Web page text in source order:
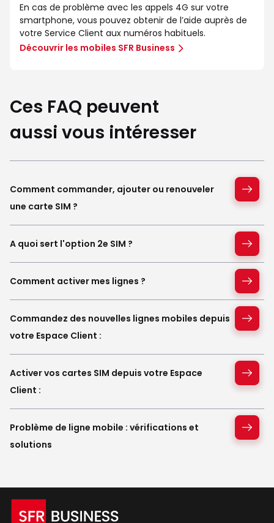
En cas de problème avec les appels 4G sur votre
smartphone, vous pouvez obtenir de l’aide auprès de
votre Service Client aux numéros habituels.
Découvrir les mobiles SFR Business
Ces FAQ peuvent
aussi vous intéresser
Comment commander, ajouter ou renouveler
une carte SIM ?
A quoi sert l'option 2e SIM ?
Comment activer mes lignes ?
Commandez des nouvelles lignes mobiles depuis
votre Espace Client :
Activer vos cartes SIM depuis votre Espace
Client :
Problème de ligne mobile : vérifications et
solutions